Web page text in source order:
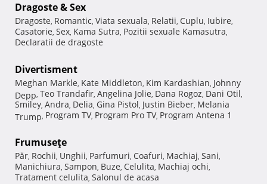
Dragoste & Sex
Dragoste, Romantic, Viata sexuala, Relatii, Cuplu, Iubire,
Casatorie, Sex, Kama Sutra, Pozitii sexuale Kamasutra,
Declaratii de dragoste
Divertisment
Meghan Markle, Kate Middleton, Kim Kardashian, Johnny
Depp, Teo Trandafir, Angelina Jolie, Dana Rogoz, Dani Otil,
Smiley, Andra, Delia, Gina Pistol, Justin Bieber, Melania
Trump, Program TV, Program Pro TV, Program Antena 1
Frumuseţe
Păr, Rochii, Unghii, Parfumuri, Coafuri, Machiaj, Sani,
Manichiura, Sampon, Buze, Celulita, Machiaj ochi,
Tratament celulita, Salonul de acasa